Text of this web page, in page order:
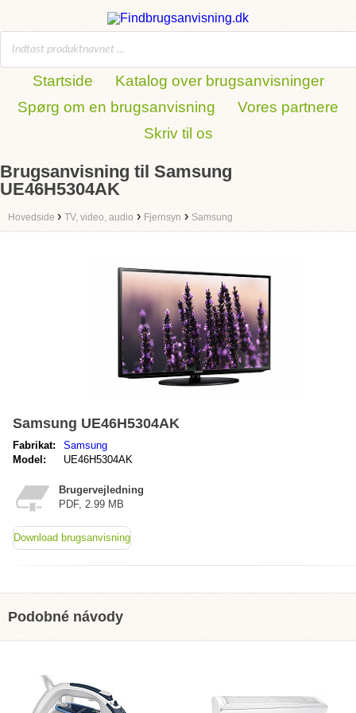
Startside
Katalog over brugsanvisninger
Spørg om en brugsanvisning
Vores partnere
Skriv til os
Brugsanvisning til Samsung
UE46H5304AK
Hovedside › TV, video, audio › Fjernsyn › Samsung
Samsung UE46H5304AK
Fabrikat:
Samsung
Model:
UE46H5304AK
Brugervejledning
PDF, 2.99 MB
Download brugsanvisning
Podobné návody